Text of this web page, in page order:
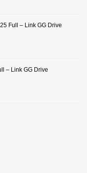
Full – Link GG Drive
– Link GG Drive